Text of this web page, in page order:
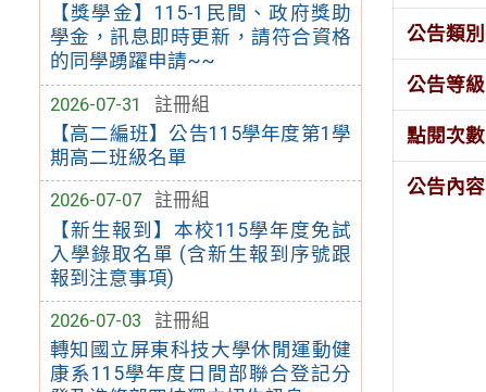
【獎學金】115-1民間、政府獎助
學金，訊息即時更新，請符合資格
的同學踴躍申請~~
2026-07-31
註冊組
【高二編班】公告115學年度第1學
期高二班級名單
2026-07-07
註冊組
【新生報到】本校115學年度免試
入學錄取名單 (含新生報到序號跟
報到注意事項)
2026-07-03
註冊組
轉知國立屏東科技大學休閒運動健
康系115學年度日間部聯合登記分
公告類別
公告等級
點閱次數
公告內容